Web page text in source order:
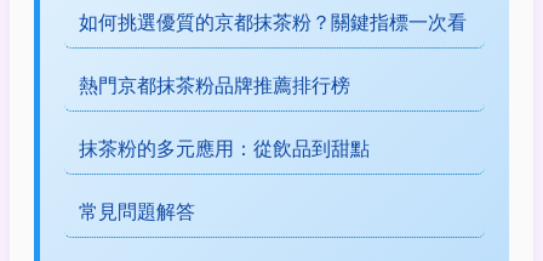
如何挑選優質的京都抹茶粉？關鍵指標一次看
熱門京都抹茶粉品牌推薦排行榜
抹茶粉的多元應用：從飲品到甜點
常見問題解答